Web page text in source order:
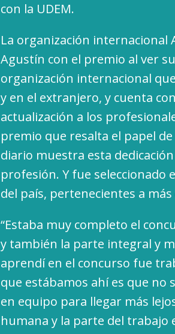
con la UDEM.
La organización internacional
Agustín con el premio al ver
organización internacional
y en el extranjero, y cuenta
actualización a los
premio que resalta el papel
diario muestra esta
profesión. Y fue seleccionado
del país, pertenecientes a
“Estaba muy completo el
y también la parte integral y
aprendí en el concurso fue
que estábamos ahí es que no
en equipo para llegar más
humana y la parte del trabajo